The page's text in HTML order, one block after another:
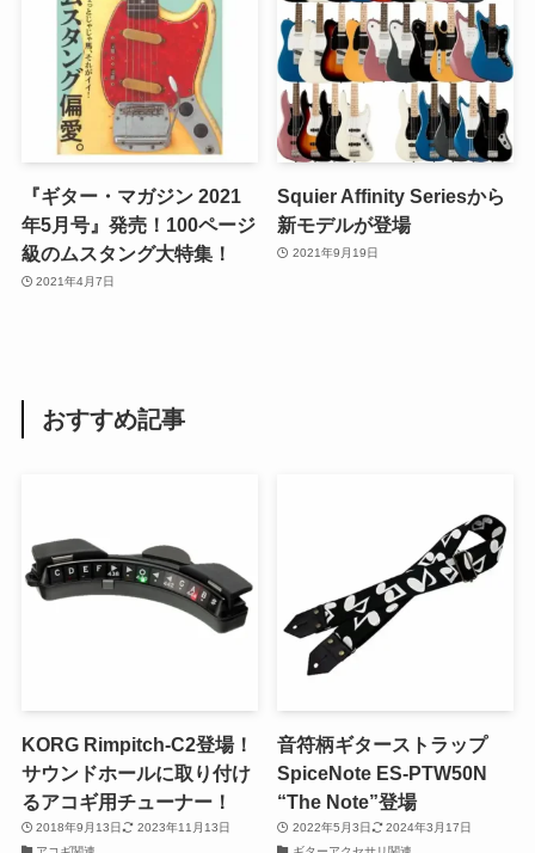
『ギター・マガジン 2021
年5月号』発売！100ページ
級のムスタング大特集！
2021年4月7日
Squier Affinity Seriesから
新モデルが登場
2021年9月19日
おすすめ記事
KORG Rimpitch-C2登場！
サウンドホールに取り付け
るアコギ用チューナー！
2018年9月13日
2023年11月13日
音符柄ギターストラップ
SpiceNote ES-PTW50N
“The Note”登場
2022年5月3日
2024年3月17日